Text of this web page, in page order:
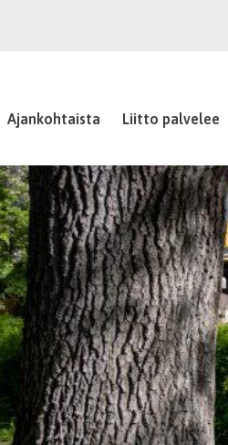
Ajankohtaista Liitto palvelee